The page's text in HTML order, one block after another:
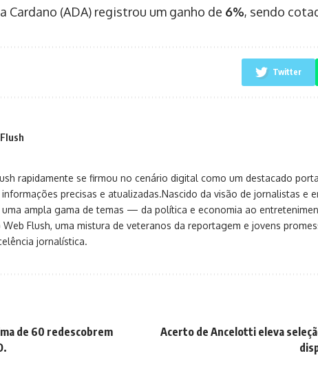
Cardano (ADA) registrou um ganho de 6%, sendo
Twitter
rapidamente se firmou no cenário digital como um destacado
precisas e atualizadas.Nascido da visão de jornalistas e
ampla gama de temas — da política e economia ao
Flush, uma mistura de veteranos da reportagem e jovens
jornalística.
de 60 redescobrem
Acerto de Ancelotti eleva